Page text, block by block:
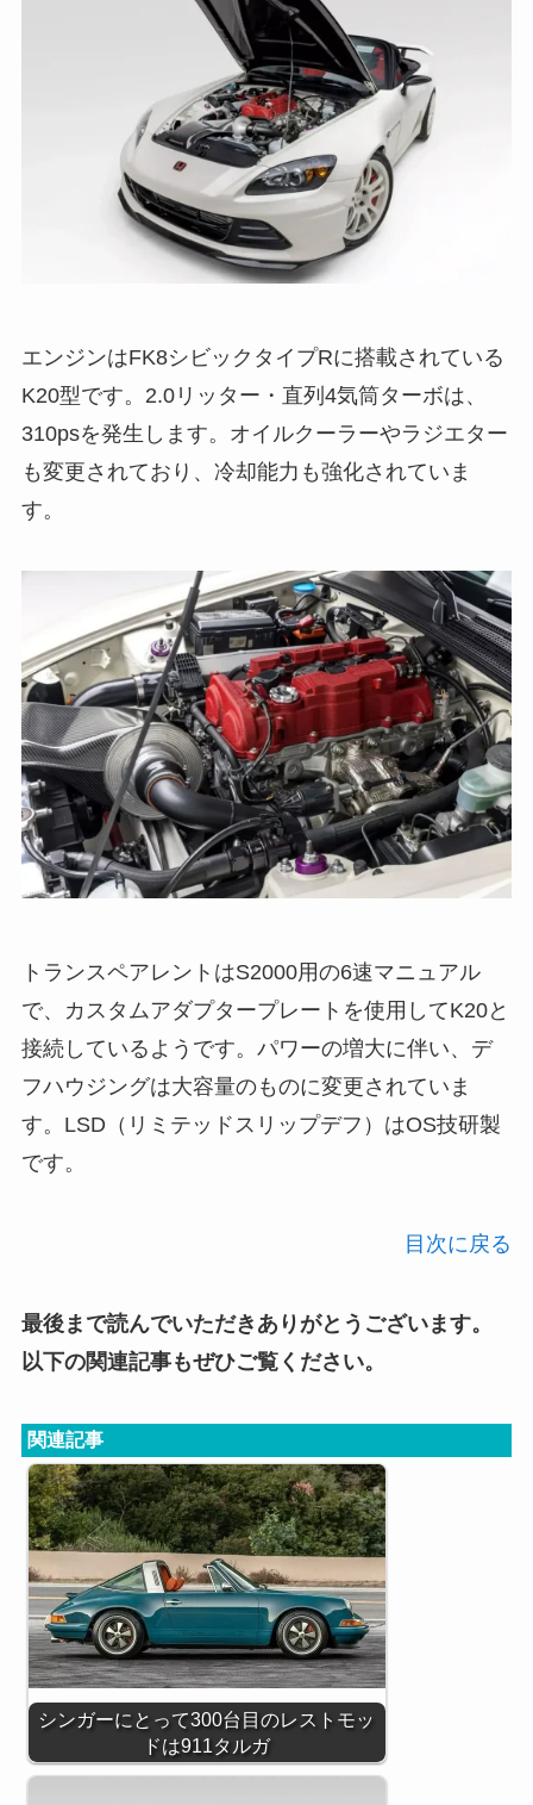
エンジンはFK8シビックタイプRに搭載されている
K20型です。2.0リッター・直列4気筒ターボは、
310psを発生します。オイルクーラーやラジエター
も変更されており、冷却能力も強化されていま
す。
トランスペアレントはS2000用の6速マニュアル
で、カスタムアダプタープレートを使用してK20と
接続しているようです。パワーの増大に伴い、デ
フハウジングは大容量のものに変更されていま
す。LSD（リミテッドスリップデフ）はOS技研製
です。
目次に戻る
最後まで読んでいただきありがとうございます。
以下の関連記事もぜひご覧ください。
関連記事
シンガーにとって300台目のレストモッ
ドは911タルガ